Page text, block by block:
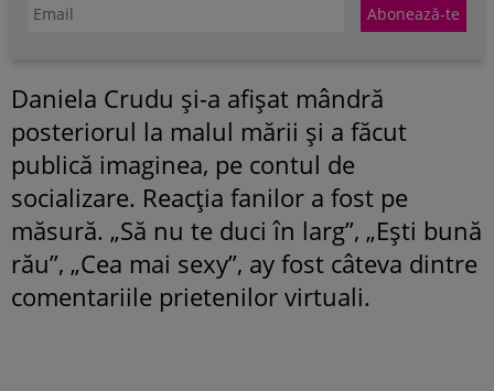
Daniela Crudu și-a afișat mândră
posteriorul la malul mării și a făcut
publică imaginea, pe contul de
socializare. Reacția fanilor a fost pe
măsură. „Să nu te duci în larg”, „Ești bună
rău”, „Cea mai sexy”, ay fost câteva dintre
comentariile prietenilor virtuali.